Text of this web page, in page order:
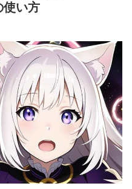
使い方